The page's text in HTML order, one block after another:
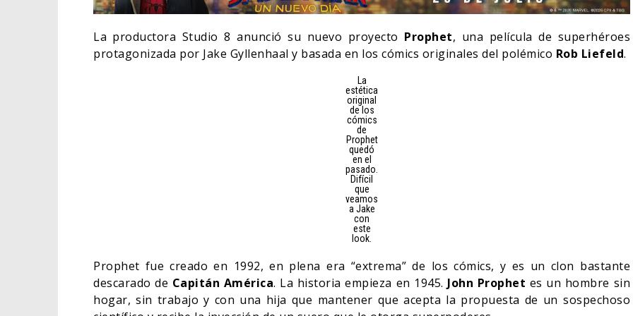
La productora Studio 8 anunció su nuevo proyecto Prophet, una película de superhéroes
protagonizada por Jake Gyllenhaal y basada en los cómics originales del polémico Rob Liefeld.
La
estética
original
de los
cómics
de
Prophet
quedó
en el
pasado.
Difícil
que
veamos
a Jake
con
este
look.
Prophet fue creado en 1992, en plena era “extrema” de los cómics, y es un clon bastante
descarado de Capitán América. La historia empieza en 1945. John Prophet es un hombre sin
hogar, sin trabajo y con una hija que mantener que acepta la propuesta de un sospechoso
DESTIN DANIEL CRETTON
SOBRE LA CANCELACIÓN
04/08/2026 04/08/2026